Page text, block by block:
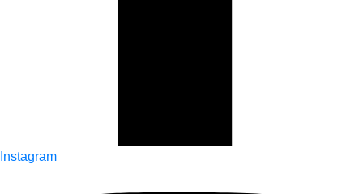
Instagram